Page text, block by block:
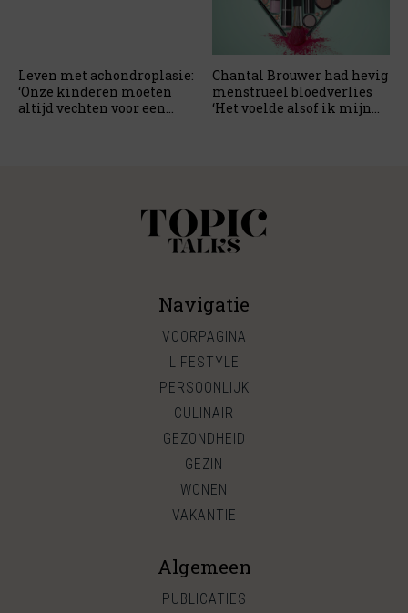
Leven met achondroplasie:
‘Onze kinderen moeten
altijd vechten voor een
Chantal Brouwer had hevig
menstrueel bloedverlies
‘Het voelde alsof ik mijn
Navigatie
VOORPAGINA
LIFESTYLE
PERSOONLIJK
CULINAIR
GEZONDHEID
GEZIN
WONEN
VAKANTIE
Algemeen
PUBLICATIES